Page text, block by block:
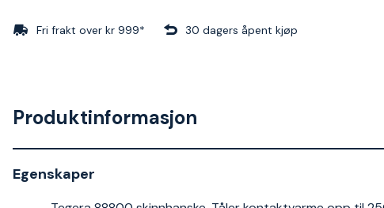
Fri frakt over kr 999* 30 dagers åpent kjøp
Produktinformasjon
Egenskaper